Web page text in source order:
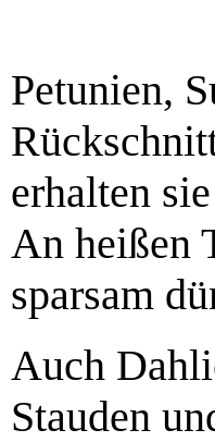
Petunien,
erhalten
An heißen
sparsam
Auch
Stauden